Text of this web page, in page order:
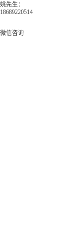
姚先生：
18689220514
微信咨询